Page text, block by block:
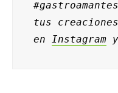
tus creaciones
en Instagram